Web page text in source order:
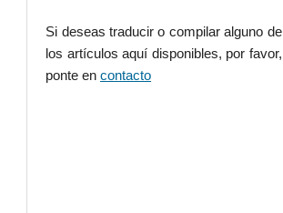
Si deseas traducir o compilar alguno de
los artículos aquí disponibles, por favor,
ponte encontacto